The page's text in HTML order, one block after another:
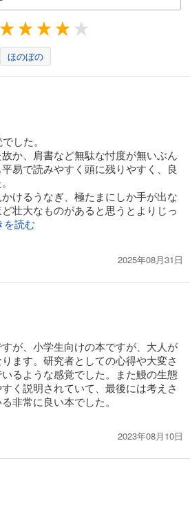
ほのぼの
した。
か、肩書など無駄な忖度が無いぶん
易で読みやすく頭に残りやすく、良
けるうなぎ、極たまにしか手が出な
壮大なものがあると思うとよりじっ
を読む
2025年08月31日
が、小学生向けの本ですが、大人が
ます。研究者としての心得や大変さ
るような感覚でした。また鰻の生態
く説明されていて、最後には考えさ
非常に良い本でした。
2023年08月10日